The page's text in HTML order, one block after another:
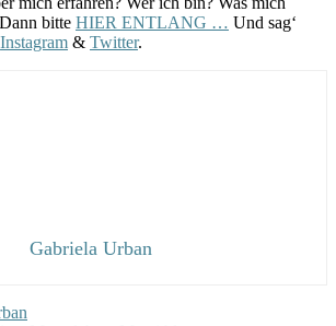
bitte HIER ENTLANG … Und sag‘
Instagram & Twitter.
Gabriela Urban